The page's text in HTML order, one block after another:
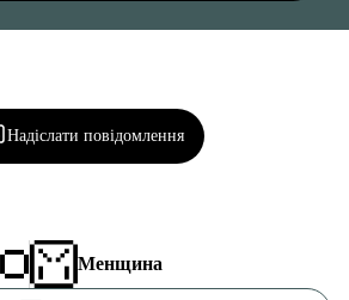
Надіслати повідомлення
Менщина